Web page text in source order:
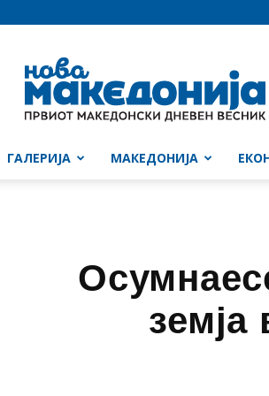
Македонија
ГАЛЕРИЈА МАКЕДОНИЈА
земја